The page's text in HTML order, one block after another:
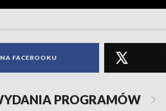
FACEBOOKU
PROGRAMÓW